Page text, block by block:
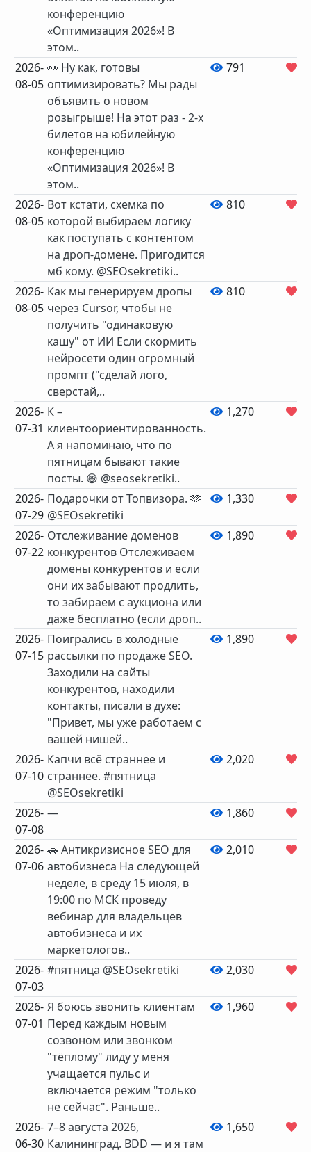
конференцию
«Оптимизация 2026»! В
этом..
2026-
08-05
👀 Ну как, готовы
оптимизировать? Мы рады
объявить о новом
розыгрыше! На этот раз - 2-х
билетов на юбилейную
конференцию
«Оптимизация 2026»! В
этом..
791
2026-
08-05
Вот кстати, схемка по
которой выбираем логику
как поступать с контентом
на дроп-домене. Пригодится
мб кому. @SEOsekretiki..
810
2026-
08-05
Как мы генерируем дропы
через Cursor, чтобы не
получить "одинаковую
кашу" от ИИ Если скормить
нейросети один огромный
промпт ("сделай лого,
сверстай,..
810
2026-
07-31
К –
клиентоориентированность.
А я напоминаю, что по
пятницам бывают такие
посты. 😅 @seosekretiki..
1,270
2026-
07-29
Подарочки от Топвизора. 🫶
@SEOsekretiki
1,330
2026-
07-22
Отслеживание доменов
конкурентов Отслеживаем
домены конкурентов и если
они их забывают продлить,
то забираем с аукциона или
даже бесплатно (если дроп..
1,890
2026-
07-15
Поигрались в холодные
рассылки по продаже SEO.
Заходили на сайты
конкурентов, находили
контакты, писали в духе:
"Привет, мы уже работаем с
вашей нишей..
1,890
2026-
07-10
Капчи всё страннее и
страннее. #пятница
@SEOsekretiki
2,020
2026-
07-08
— 1,860
2026-
07-06
🚗 Антикризисное SEO для
автобизнеса На следующей
неделе, в среду 15 июля, в
19:00 по МСК проведу
вебинар для владельцев
автобизнеса и их
маркетологов..
2,010
2026-
07-03
#пятница @SEOsekretiki 2,030
2026-
07-01
Я боюсь звонить клиентам
Перед каждым новым
созвоном или звонком
"тёплому" лиду у меня
учащается пульс и
включается режим "только
не сейчас". Раньше..
1,960
2026-
06-30
7–8 августа 2026,
Калининград. BDD — и я там
1,650